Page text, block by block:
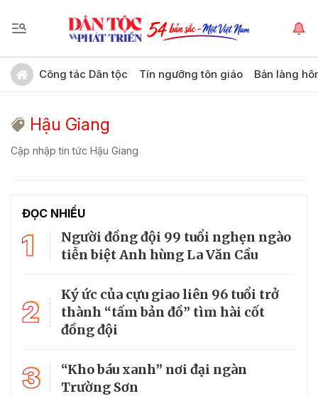
Công tác Dân tộc Tín ngưỡng tôn giáo Bản làng
Hậu Giang
Cập nhập tin tức Hậu Giang
ĐỌC NHIỀU
1
Người đồng đội 99 tuổi nghẹn ngào
tiễn biệt Anh hùng La Văn Cầu
2
Ký ức của cựu giao liên 96 tuổi trở
thành “tấm bản đồ” tìm hài cốt
đồng đội
3
“Kho báu xanh” nơi đại ngàn
Trường Sơn